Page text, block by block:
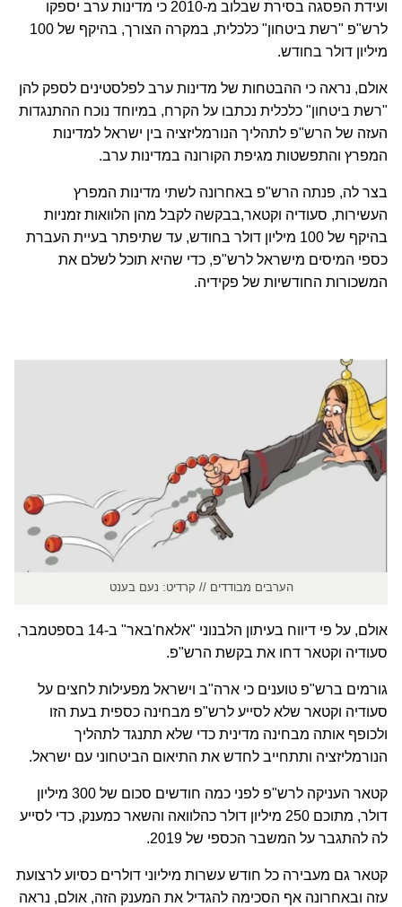
ועידת הפסגה בסירת שבלוב מ-2010 כי מדינות ערב יספקו
לרש"פ "רשת ביטחון" כלכלית, במקרה הצורך, בהיקף של 100
מיליון דולר בחודש.
אולם, נראה כי ההבטחות של מדינות ערב לפלסטינים לספק להן
"רשת ביטחון" כלכלית נכתבו על הקרח, במיוחד נוכח ההתנגדות
העזה של הרש"פ לתהליך הנורמליזציה בין ישראל למדינות
המפרץ והתפשטות מגיפת הקורונה במדינות ערב.
בצר לה, פנתה הרש"פ באחרונה לשתי מדינות המפרץ
העשירות, סעודיה וקטאר,בבקשה לקבל מהן הלוואות זמניות
בהיקף של 100 מיליון דולר בחודש, עד שתיפתר בעיית העברת
כספי המיסים מישראל לרש"פ, כדי שהיא תוכל לשלם את
המשכורות החודשיות של פקידיה.
הערבים מבודדים // קרדיט: נעם בענט
אולם, על פי דיווח בעיתון הלבנוני "אלאח'באר" ב-14 בספטמבר,
סעודיה וקטאר דחו את בקשת הרש"פ.
גורמים ברש"פ טוענים כי ארה"ב וישראל מפעילות לחצים על
סעודיה וקטאר שלא לסייע לרש"פ מבחינה כספית בעת הזו
ולכופף אותה מבחינה מדינית כדי שלא תתנגד לתהליך
הנורמליזציה ותתחייב לחדש את התיאום הביטחוני עם ישראל.
קטאר העניקה לרש"פ לפני כמה חודשים סכום של 300 מיליון
דולר, מתוכם 250 מיליון דולר כהלוואה והשאר כמענק, כדי לסייע
לה להתגבר על המשבר הכספי של 2019.
קטאר גם מעבירה כל חודש עשרות מיליוני דולרים כסיוע לרצועת
עזה ובאחרונה אף הסכימה להגדיל את המענק הזה, אולם, נראה